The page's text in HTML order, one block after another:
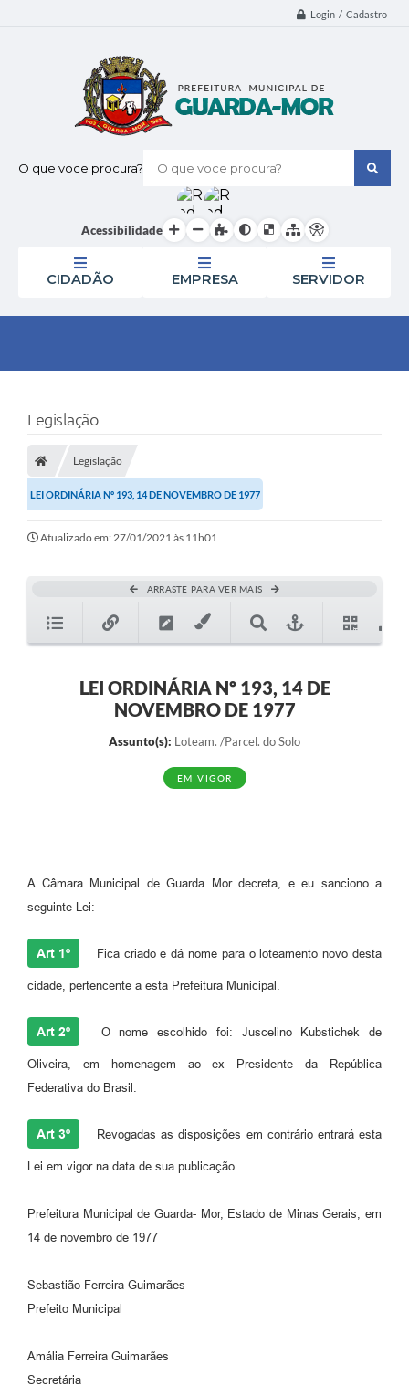
Login / Cadastro
O que voce procura?
Acessibilidade
CIDADÃO EMPRESA SERVIDOR
Legislação
Legislação
LEI ORDINÁRIA Nº 193, 14 DE NOVEMBRO DE 1977
Atualizado em: 27/01/2021 às 11h01
ARRASTE PARA VER MAIS
LEI ORDINÁRIA Nº 193, 14 DE
NOVEMBRO DE 1977
Assunto(s): Loteam. /Parcel. do Solo
EM VIGOR
A Câmara Municipal de Guarda Mor decreta, e eu sanciono a
seguinte Lei:
Art 1º Fica criado e dá nome para o loteamento novo desta
cidade, pertencente a esta Prefeitura Municipal.
Art 2º O nome escolhido foi: Juscelino Kubstichek de
Oliveira, em homenagem ao ex Presidente da República
Federativa do Brasil.
Art 3º Revogadas as disposições em contrário entrará esta
Lei em vigor na data de sua publicação.
Prefeitura Municipal de Guarda- Mor, Estado de Minas Gerais, em
14 de novembro de 1977
Sebastião Ferreira Guimarães
Prefeito Municipal
Amália Ferreira Guimarães
Secretária